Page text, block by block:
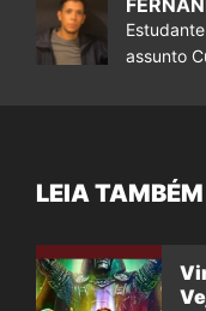
assunto
LEIA TAMBÉM